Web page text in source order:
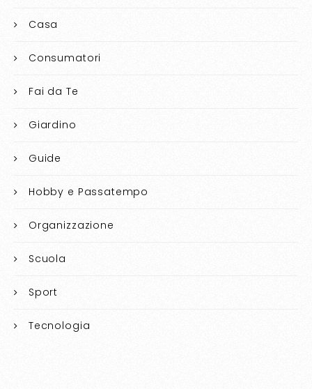
Casa
Consumatori
Fai da Te
Giardino
Guide
Hobby e Passatempo
Organizzazione
Scuola
Sport
Tecnologia